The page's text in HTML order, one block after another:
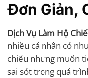
Đơn Giản,
Dịch Vụ Làm Hộ
nhiều cá nhân có
chiếu nhưng muốn
sai sót trong quá